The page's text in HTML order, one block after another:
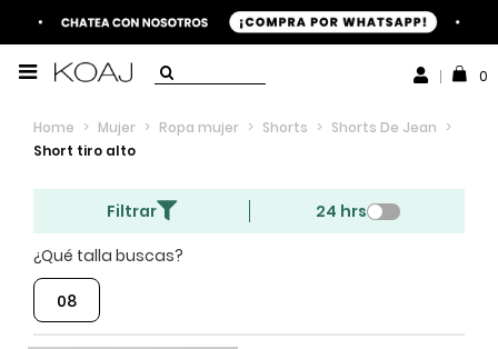
0
Home > Mujer > Ropa mujer > Shorts > Shorts De Jean >
Short tiro alto
Filtrar
24 hrs
¿Qué talla buscas?
08